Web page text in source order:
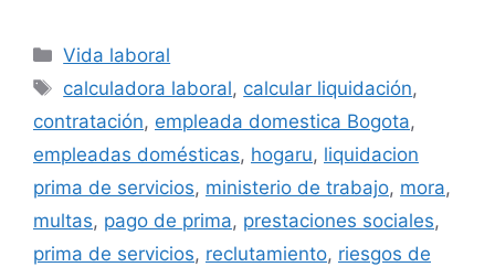
Categorías
Vida laboral
Etiquetas
calculadora laboral, calcular liquidación,
contratación, empleada domestica Bogota,
empleadas domésticas, hogaru, liquidacion
prima de servicios, ministerio de trabajo, mora,
multas, pago de prima, prestaciones sociales,
prima de servicios, reclutamiento, riesgos de